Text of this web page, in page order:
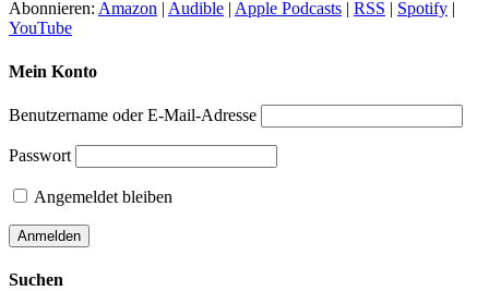
Abonnieren: Amazon | Audible | Apple Podcasts | RSS | Spotify |
YouTube
Mein Konto
Benutzername oder E-Mail-Adresse
Passwort
Angemeldet bleiben
Suchen